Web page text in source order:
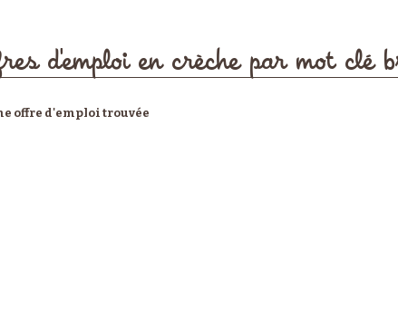
d'emploi en crèche par mot clé
offre d'emploi trouvée